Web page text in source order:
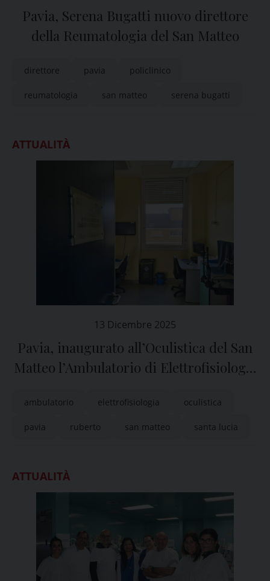
Pavia, Serena Bugatti nuovo direttore
della Reumatologia del San Matteo
direttore pavia policlinico
reumatologia san matteo serena bugatti
ATTUALITÀ
13 Dicembre 2025
Pavia, inaugurato all’Oculistica del San
Matteo l’Ambulatorio di Elettrofisiologia
ambulatorio elettrofisiologia oculistica
pavia ruberto san matteo santa lucia
ATTUALITÀ